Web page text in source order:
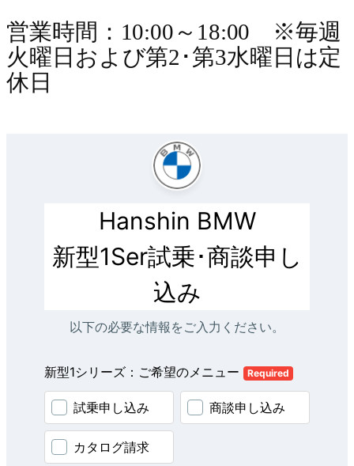
営業時間：10:00～18:00 ※毎週
火曜日および第2･第3水曜日は定
休日